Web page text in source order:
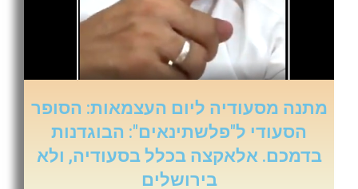
מתנה מסעודיה ליום העצמאות: הסופר
הסעודי ל"פלשתינאים": הבוגדנות
בדמכם. אלאקצה בכלל בסעודיה, ולא
בירושלים